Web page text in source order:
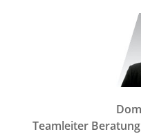
Teamleiter